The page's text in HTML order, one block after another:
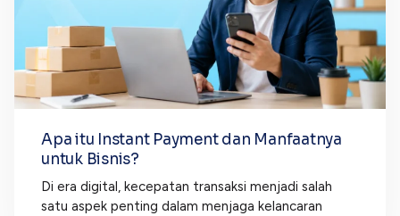
Apa itu Instant Payment dan Manfaatnya
untuk Bisnis?
Di era digital, kecepatan transaksi menjadi salah
satu aspek penting dalam menjaga kelancaran